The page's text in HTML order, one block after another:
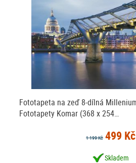
Fototapeta na zeď 8-dílná
Fototapety Komar (368 x 254…
1 199 Kč 499 Kč
Skladem